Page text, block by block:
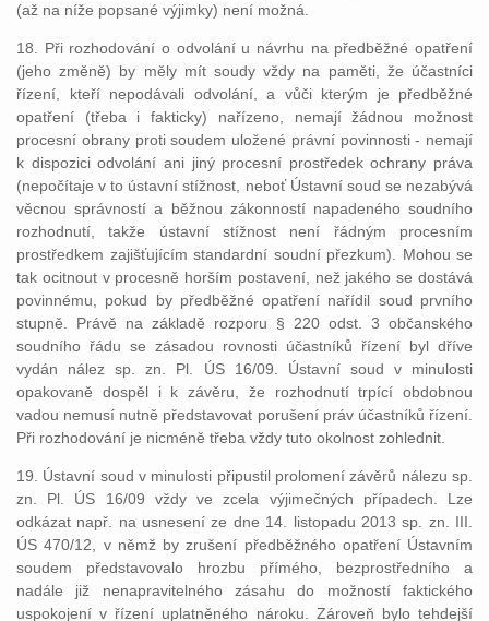
(až na níže popsané výjimky) není možná.
18. Při rozhodování o odvolání u návrhu na předběžné opatření
(jeho změně) by měly mít soudy vždy na paměti, že účastníci
řízení, kteří nepodávali odvolání, a vůči kterým je předběžné
opatření (třeba i fakticky) nařízeno, nemají žádnou možnost
procesní obrany proti soudem uložené právní povinnosti - nemají
k dispozici odvolání ani jiný procesní prostředek ochrany práva
(nepočítaje v to ústavní stížnost, neboť Ústavní soud se nezabývá
věcnou správností a běžnou zákonností napadeného soudního
rozhodnutí, takže ústavní stížnost není řádným procesním
prostředkem zajišťujícím standardní soudní přezkum). Mohou se
tak ocitnout v procesně horším postavení, než jakého se dostává
povinnému, pokud by předběžné opatření nařídil soud prvního
stupně. Právě na základě rozporu § 220 odst. 3 občanského
soudního řádu se zásadou rovnosti účastníků řízení byl dříve
vydán nález sp. zn. Pl. ÚS 16/09. Ústavní soud v minulosti
opakovaně dospěl i k závěru, že rozhodnutí trpící obdobnou
vadou nemusí nutně představovat porušení práv účastníků řízení.
Při rozhodování je nicméně třeba vždy tuto okolnost zohlednit.
19. Ústavní soud v minulosti připustil prolomení závěrů nálezu sp.
zn. Pl. ÚS 16/09 vždy ve zcela výjimečných případech. Lze
odkázat např. na usnesení ze dne 14. listopadu 2013 sp. zn. III.
ÚS 470/12, v němž by zrušení předběžného opatření Ústavním
soudem představovalo hrozbu přímého, bezprostředního a
nadále již nenapravitelného zásahu do možností faktického
uspokojení v řízení uplatněného nároku. Zároveň bylo tehdejší